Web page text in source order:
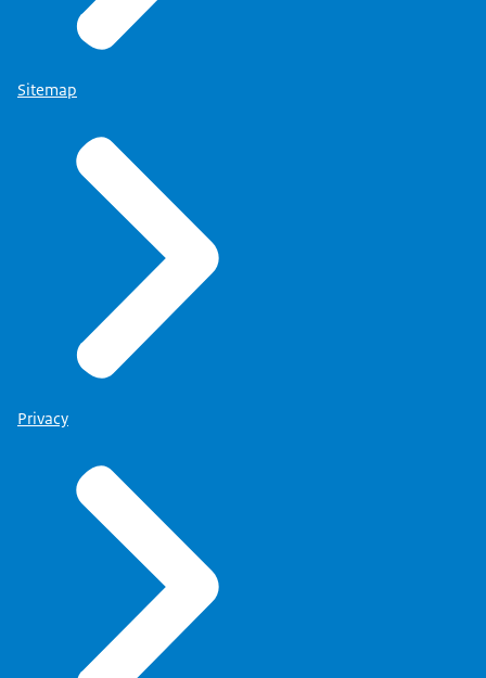
Sitemap
Privacy